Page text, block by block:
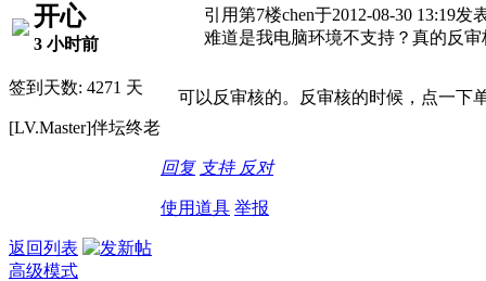
开心
3 小时前
签到天数: 4271 天
[LV.Master]伴坛终老
引用第7楼chen于2012-08-30 13:19发
难道是我电脑环境不支持？真的反
可以反审核的。反审核的时候，点一下
回复 支持 反对
使用道具 举报
返回列表
高级模式